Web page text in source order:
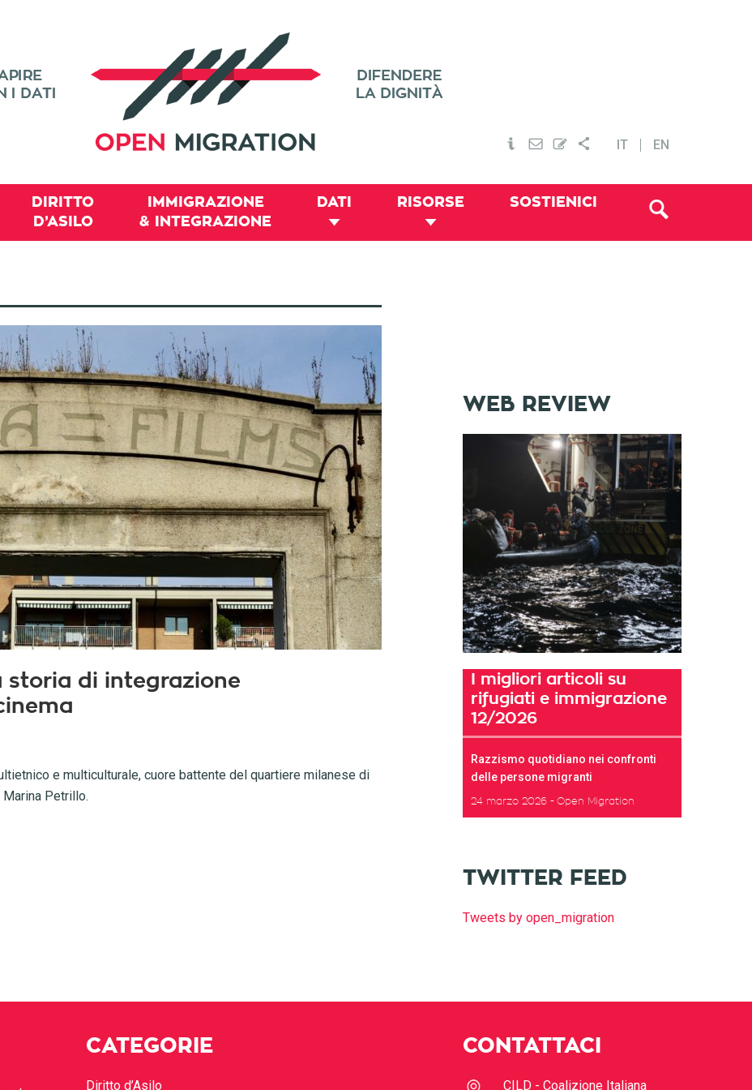
IT EN
DIRITTO
D’ASILO
IMMIGRAZIONE
& INTEGRAZIONE
DATI RISORSE SOSTIENICI
storia di integrazione
e multiculturale, cuore battente del quartiere milanese di
Petrillo.
WEB REVIEW
I migliori articoli su
rifugiati e immigrazione
12/2026
Razzismo quotidiano nei confronti
delle persone migranti
24 marzo 2026 Open Migration
TWITTER FEED
Tweets by open_migration
CATEGORIE
Diritto d’Asilo
CONTATTACI
CILD - Coalizione Italiana